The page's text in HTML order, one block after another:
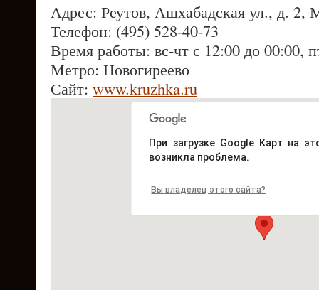
Адрес: Реутов, Ашхабадская ул., д. 2,
Телефон: (495) 528-40-73
Время работы: вс-чт с 12:00 до 00:00,
Метро: Новогиреево
Сайт: www.kruzhka.ru
При загрузке Google Карт на
возникла проблема.
Вы владелец этого сайта?